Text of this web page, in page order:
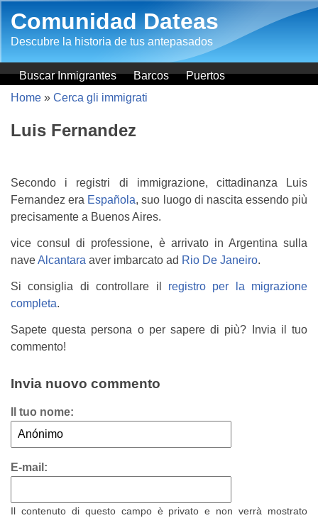
Comunidad Dateas
Descubre la historia de tus antepasados
Buscar Inmigrantes Barcos
Puertos
Home » Cerca gli immigrati
Luis Fernandez
Secondo i registri di immigrazione, cittadinanza Luis
Fernandez era Española, suo luogo di nascita essendo più
precisamente a Buenos Aires.
vice consul di professione, è arrivato in Argentina sulla
naveAlcantara aver imbarcato ad Rio De Janeiro.
Si consiglia di controllare il registro per la migrazione
completa.
Sapete questa persona o per sapere di più? Invia il tuo
commento!
Invia nuovo commento
Il tuo nome:
E-mail:
Il contenuto di questo campo è privato e non verrà mostrato